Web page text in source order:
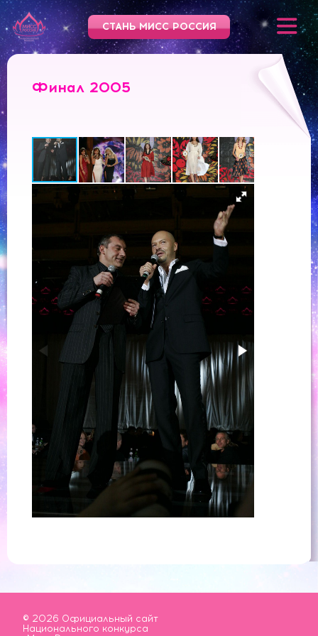
СТАНЬ МИСС РОССИЯ
Финал 2005
© 2026 Официальный сайт
Национального конкурса